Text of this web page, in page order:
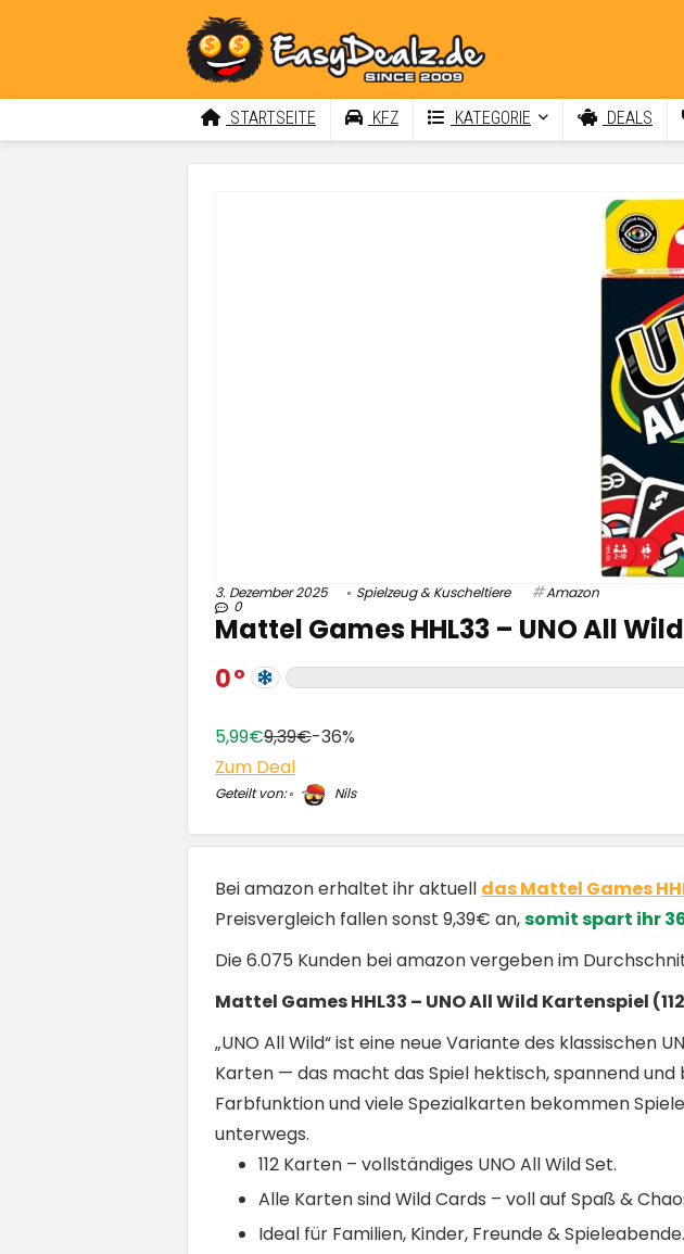
STARTSEITE KFZ KATEGORIE DEALS
3. Dezember 2025 Spielzeug & Kuscheltiere Amazon
0
Mattel Games HHL33 – UNO All
0
5,99€9,39€-36%
Zum Deal
Geteilt von: Nils
Bei amazon erhaltet ihr aktuell das Mattel Games
Preisvergleich fallen sonst 9,39€ an,somit spart ihr
Die 6.075 Kunden bei amazon vergeben im
Mattel Games HHL33 – UNO All Wild Kartenspiel
„UNO All Wild“ ist eine neue Variante des klassischen
Karten — das macht das Spiel hektisch, spannend
Farbfunktion und viele Spezialkarten bekommen
unterwegs.
112 Karten – vollständiges UNO All Wild Set.
Alle Karten sind Wild Cards – voll auf Spaß &
Ideal für Familien, Kinder, Freunde & Spieleabende.